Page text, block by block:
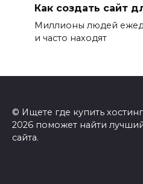
Как создать сайт
Миллионы людей
и часто находят
© Ищете где купить
2026 поможет найти
сайта.